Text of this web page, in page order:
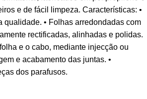
e de fácil limpeza. Características: •
qualidade. • Folhas arredondadas com
rectificadas, alinhadas e polidas.
e o cabo, mediante injecção ou
e acabamento das juntas. •
dos parafusos.